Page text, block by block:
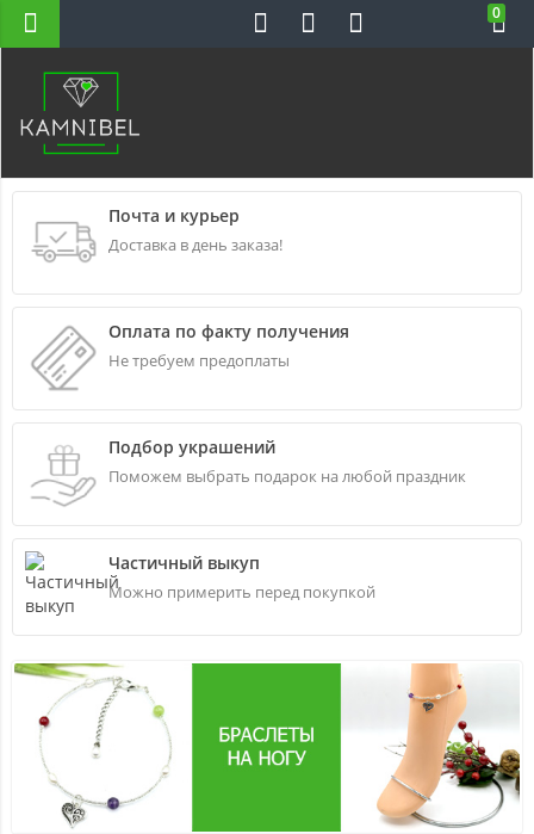
ВС 10-22
0
Почта и курьер
Доставка в день заказа!
Оплата по факту получения
Не требуем предоплаты
Подбор украшений
Поможем выбрать подарок на любой праздник
Частичный выкуп
Можно примерить перед покупкой